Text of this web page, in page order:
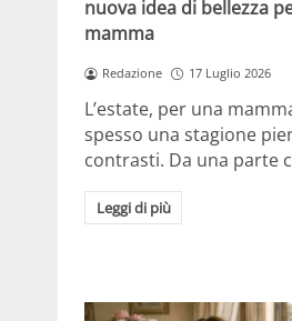
nuova idea di bellezza
mamma
Redazione 17 Luglio 2026
L’estate, per una
spesso una stagione
contrasti. Da una parte
Leggi di più